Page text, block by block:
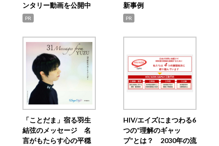
ンタリー動画を公開中
PR
新事例
PR
「ことだま」宿る羽生
結弦のメッセージ 名
言がもたらす心の平穏
HIV/エイズにまつわる6
つの“理解のギャッ
プ”とは？ 2030年の流